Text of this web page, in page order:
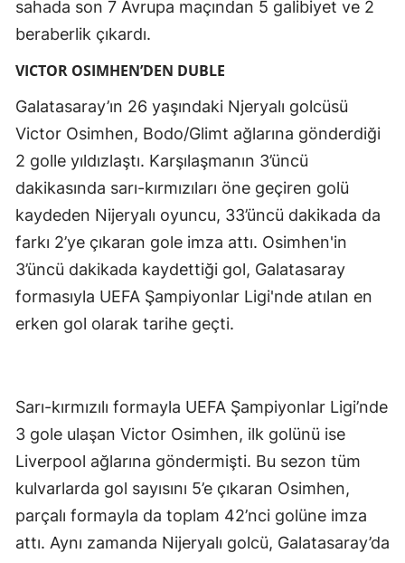
Sinop
Sivas
Tekirdağ
Tokat
Trabzon
Tunceli
Van
Yozgat
Aksaray
Bayburt
sahada son 7 Avrupa maçından 5 galibiyet ve 2
beraberlik çıkardı.
VICTOR OSIMHEN’DEN DUBLE
Galatasaray’ın 26 yaşındaki Njeryalı golcüsü
Victor Osimhen, Bodo/Glimt ağlarına gönderdiği
2 golle yıldızlaştı. Karşılaşmanın 3’üncü
dakikasında sarı-kırmızıları öne geçiren golü
kaydeden Nijeryalı oyuncu, 33’üncü dakikada da
farkı 2’ye çıkaran gole imza attı. Osimhen'in
3’üncü dakikada kaydettiği gol, Galatasaray
formasıyla UEFA Şampiyonlar Ligi'nde atılan en
erken gol olarak tarihe geçti.
Sarı-kırmızılı formayla UEFA Şampiyonlar Ligi’nde
3 gole ulaşan Victor Osimhen, ilk golünü ise
Liverpool ağlarına göndermişti. Bu sezon tüm
kulvarlarda gol sayısını 5’e çıkaran Osimhen,
parçalı formayla da toplam 42’nci golüne imza
attı. Aynı zamanda Nijeryalı golcü, Galatasaray’da